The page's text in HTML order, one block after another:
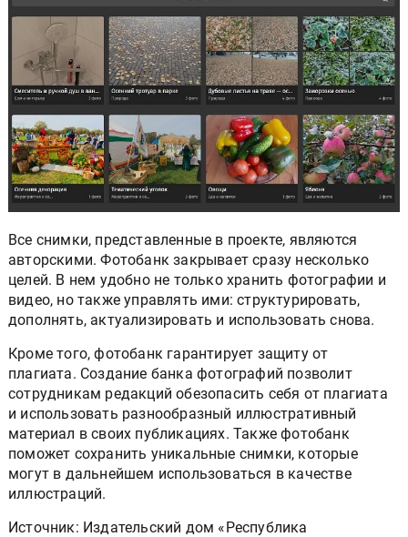
Все снимки, представленные в проекте, являются
авторскими. Фотобанк закрывает сразу несколько
целей. В нем удобно не только хранить фотографии и
видео, но также управлять ими: структурировать,
дополнять, актуализировать и использовать снова.
Кроме того, фотобанк гарантирует защиту от
плагиата. Создание банка фотографий позволит
сотрудникам редакций обезопасить себя от плагиата
и использовать разнообразный иллюстративный
материал в своих публикациях. Также фотобанк
поможет сохранить уникальные снимки, которые
могут в дальнейшем использоваться в качестве
иллюстраций.
Источник: Издательский дом «Республика